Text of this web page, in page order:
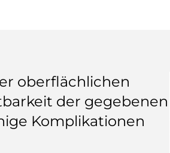
oberflächlichen
der gegebenen
Komplikationen